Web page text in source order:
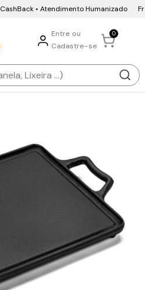
• Atendimento Humanizado
Entre ou
Cadastre-se
0